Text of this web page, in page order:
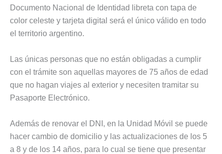
Documento Nacional de Identidad libreta con tapa de
color celeste y tarjeta digital será el único válido en todo
el territorio argentino.
Las únicas personas que no están obligadas a cumplir
con el trámite son aquellas mayores de 75 años de edad
que no hagan viajes al exterior y necesiten tramitar su
Pasaporte Electrónico.
Además de renovar el DNI, en la Unidad Móvil se puede
hacer cambio de domicilio y las actualizaciones de los 5
a 8 y de los 14 años, para lo cual se tiene que presentar